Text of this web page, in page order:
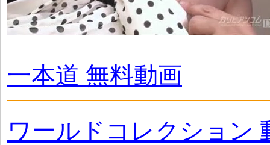
一本道 無料動画
ワールドコレクション